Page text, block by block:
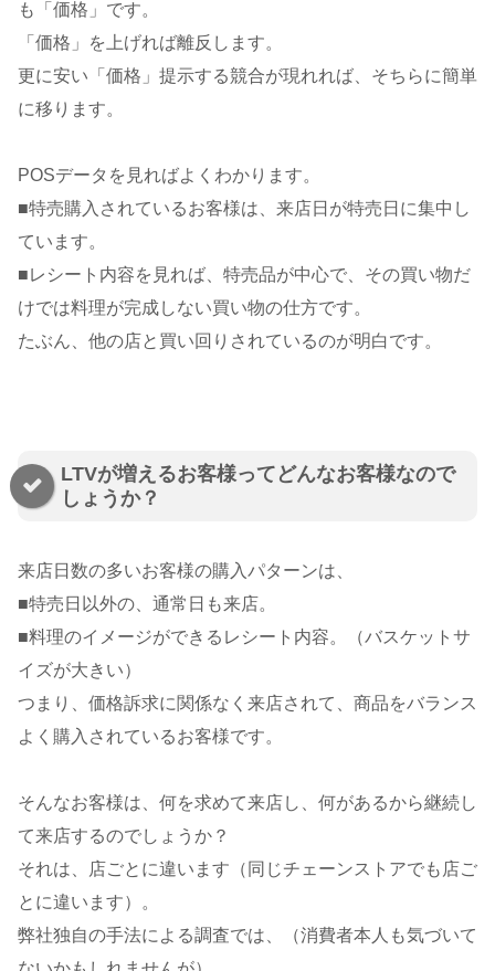
も「価格」です。
「価格」を上げれば離反します。
更に安い「価格」提示する競合が現れれば、そちらに簡単
に移ります。
POSデータを見ればよくわかります。
■特売購入されているお客様は、来店日が特売日に集中し
ています。
■レシート内容を見れば、特売品が中心で、その買い物だ
けでは料理が完成しない買い物の仕方です。
たぶん、他の店と買い回りされているのが明白です。
LTVが増えるお客様ってどんなお客様なので
しょうか？
来店日数の多いお客様の購入パターンは、
■特売日以外の、通常日も来店。
■料理のイメージができるレシート内容。（バスケットサ
イズが大きい）
つまり、価格訴求に関係なく来店されて、商品をバランス
よく購入されているお客様です。
そんなお客様は、何を求めて来店し、何があるから継続し
て来店するのでしょうか？
それは、店ごとに違います（同じチェーンストアでも店ご
とに違います）。
弊社独自の手法による調査では、（消費者本人も気づいて